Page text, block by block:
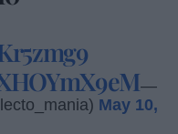
—
May 10,